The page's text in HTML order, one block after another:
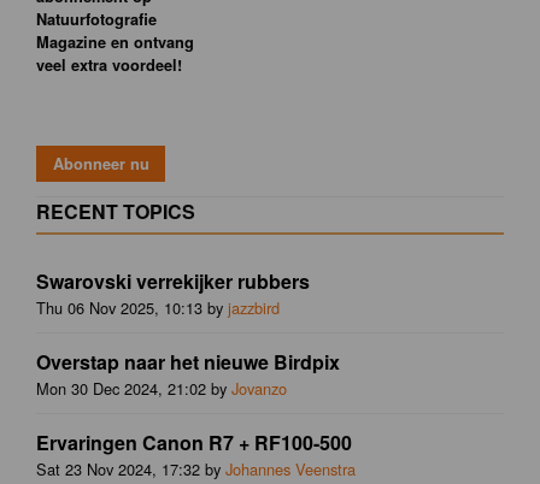
Natuurfotografie
Magazine en ontvang
veel extra voordeel!
RECENT TOPICS
Swarovski verrekijker rubbers
Thu 06 Nov 2025, 10:13 by jazzbird
Overstap naar het nieuwe Birdpix
Mon 30 Dec 2024, 21:02 by Jovanzo
Ervaringen Canon R7 + RF100-500
Sat 23 Nov 2024, 17:32 by Johannes Veenstra